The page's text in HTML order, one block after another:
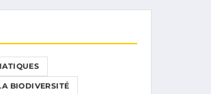
BIODIVERSITÉ